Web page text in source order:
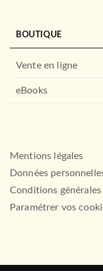
BOUTIQUE
Vente en ligne
eBooks
Mentions légales
Données
Conditions
Paramétrer vos